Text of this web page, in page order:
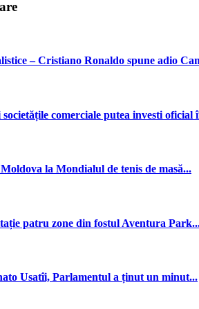
– Cristiano Ronaldo spune adio
comerciale putea investi oficial
la Mondialul de tenis de masă...
patru zone din fostul Aventura
Usatîi, Parlamentul a ținut un minut...